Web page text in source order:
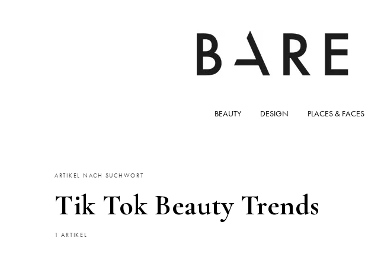
BEAUTY DESIGN PLACES & FACES
ARTIKEL NACH SUCHWORT
Tik Tok Beauty Trends
1 ARTIKEL